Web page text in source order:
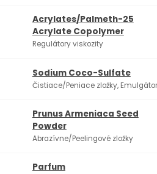
Acrylates/Palmeth-25
Acrylate Copolymer
Regulátory viskozity
Sodium Coco-Sulfate
Čistiace/Peniace zložky,
Prunus Armeniaca Seed
Powder
Abrazívne/Peelingové zložky
Parfum